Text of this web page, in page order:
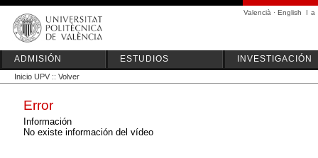
Valencià · English I a
ADMISIÓN ESTUDIOS INVESTIGACIÓN
Inicio UPV :: Volver
Error
Información
No existe información del vídeo